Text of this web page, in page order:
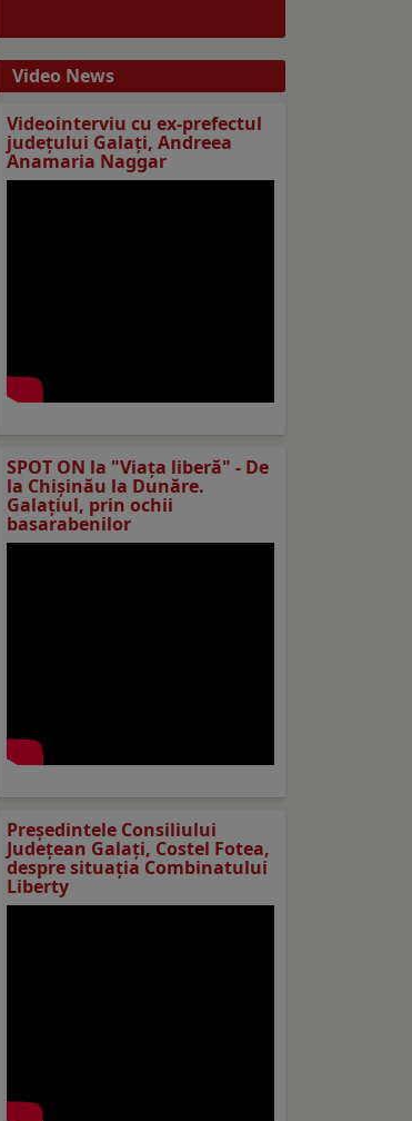
Video News
Videointerviu cu ex-prefectul
judeţului Galaţi, Andreea
Anamaria Naggar
SPOT ON la "Viaţa liberă" - De
la Chișinău la Dunăre.
Galațiul, prin ochii
basarabenilor
Preşedintele Consiliului
Judeţean Galaţi, Costel Fotea,
despre situaţia Combinatului
Liberty